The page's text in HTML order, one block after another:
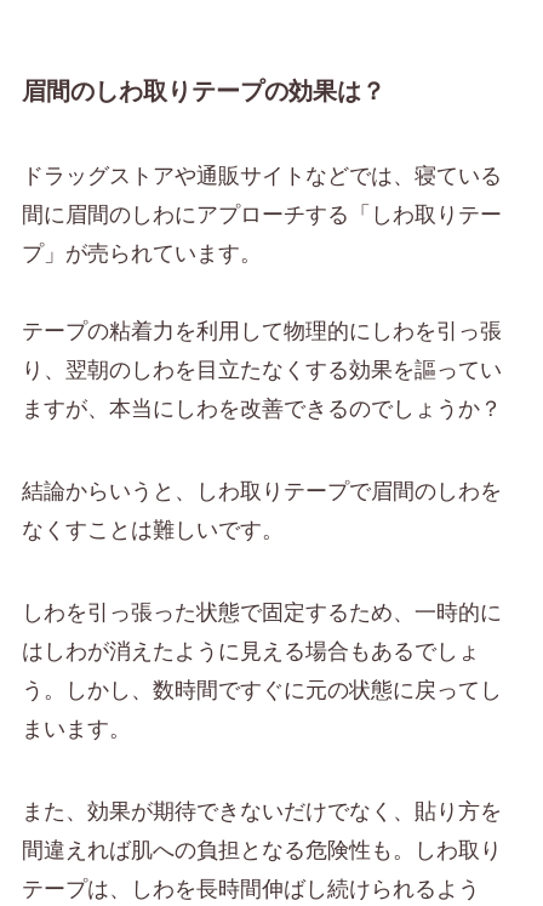
眉間のしわ取りテープの効果は？
ドラッグストアや通販サイトなどでは、寝ている
間に眉間のしわにアプローチする「しわ取りテー
プ」が売られています。
テープの粘着力を利用して物理的にしわを引っ張
り、翌朝のしわを目立たなくする効果を謳ってい
ますが、本当にしわを改善できるのでしょうか？
結論からいうと、しわ取りテープで眉間のしわを
なくすことは難しいです。
しわを引っ張った状態で固定するため、一時的に
はしわが消えたように見える場合もあるでしょ
う。しかし、数時間ですぐに元の状態に戻ってし
まいます。
また、効果が期待できないだけでなく、貼り方を
間違えれば肌への負担となる危険性も。しわ取り
テープは、しわを長時間伸ばし続けられるよう